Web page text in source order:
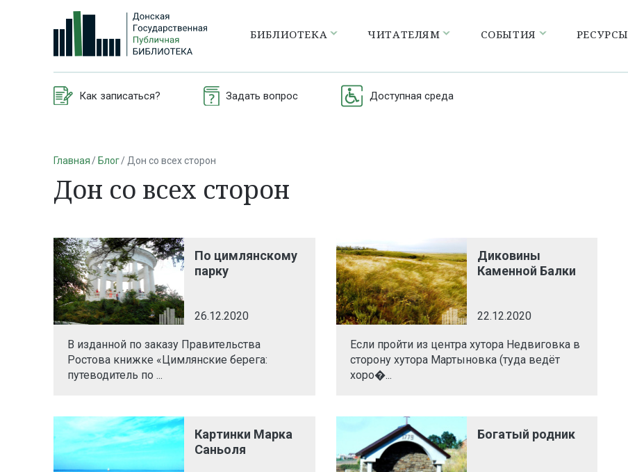
БИБЛИОТЕКА ЧИТАТЕЛЯМ СОБЫТИЯ РЕСУРСЫ
Как записаться? Задать вопрос Доступная среда
Главная Блог Дон со всех сторон
Дон со всех сторон
По цимлянскому
парку
26.12.2020
В изданной по заказу Правительства
Ростова книжке «Цимлянские берега:
путеводитель по ...
Диковины
Каменной Балки
22.12.2020
Если пройти из центра хутора Недвиговка в
сторону хутора Мартыновка (туда ведёт
хоро�...
Картинки Марка
Саньоля
Богатый родник